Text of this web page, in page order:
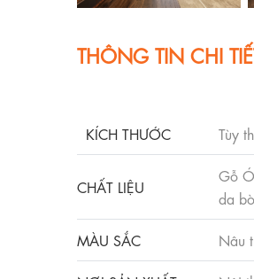
THÔNG TIN CHI
KÍCH THƯỚC Tùy
CHẤT LIỆU
Gỗ
da
MÀU SẮC Nâu